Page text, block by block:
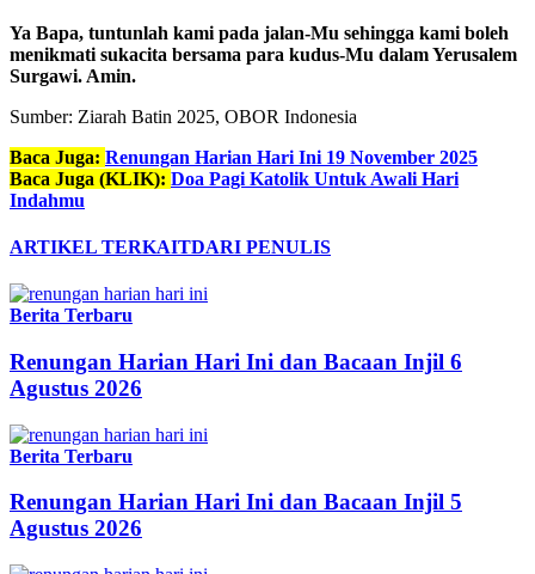
Ya Bapa, tuntunlah kami pada jalan-Mu sehingga kami boleh
menikmati sukacita bersama para kudus-Mu dalam Yerusalem
Surgawi. Amin.
Sumber: Ziarah Batin 2025, OBOR Indonesia
Baca Juga: Renungan Harian Hari Ini 19 November 2025
Baca Juga (KLIK): Doa Pagi Katolik Untuk Awali Hari
Indahmu
ARTIKEL TERKAITDARI PENULIS
Berita Terbaru
Renungan Harian Hari Ini dan Bacaan Injil 6
Agustus 2026
Berita Terbaru
Renungan Harian Hari Ini dan Bacaan Injil 5
Agustus 2026